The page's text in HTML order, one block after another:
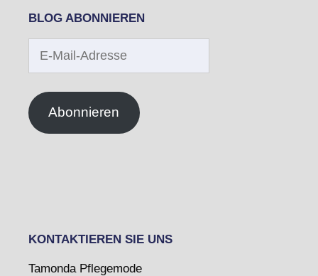
BLOG ABONNIEREN
Abonnieren
KONTAKTIEREN SIE UNS
Tamonda Pflegemode